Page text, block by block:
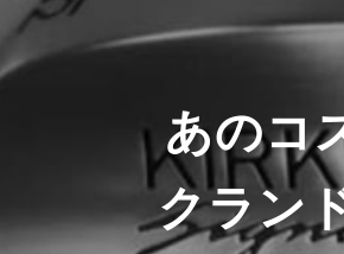
あのコ
クラン
ルフ上達・実践テクニック
データ検証
ライバー